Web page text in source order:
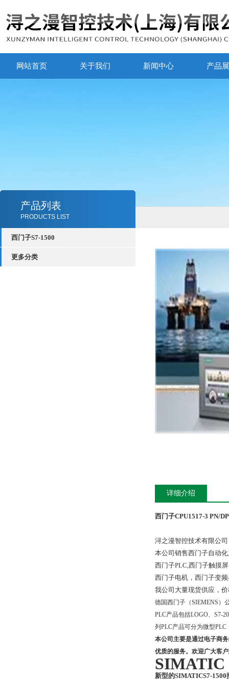
网站首页 关于我们 新闻中心 产品
产品列表
PRODUCTS LIST
西门子S7-1500
更多分类
详细介绍
西门子CPU1517-3 PN/DP
浔之漫智控技术有限公
本公司销售西门子自动
西门子PLC,西门子触摸
西门子电机，西门子变
我公司大量现货供应，
德国西门子（SIEMENS）
PLC产品包括LOGO、S7-
列PLC产品可分为微型PLC
本公司主要是通过电子商
优质的服务。欢迎广大客
SIMATIC
新型的SIMATICS7-